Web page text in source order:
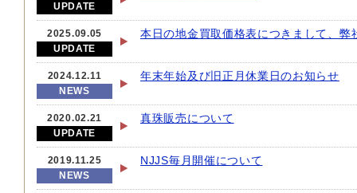
UPDATE
2025.09.05
UPDATE
本日の地金買取価格表につきまして、弊
2024.12.11
NEWS
年末年始及び旧正月休業日のお知らせ
2020.02.21
UPDATE
真珠販売について
2019.11.25
NEWS
NJJS毎月開催について